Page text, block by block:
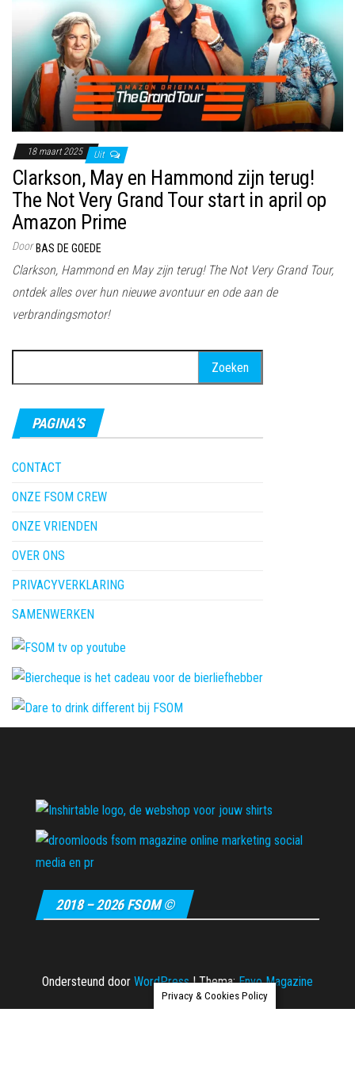
18 maart 2025 Uit
Clarkson, May en Hammond zijn terug!
The Not Very Grand Tour start in april op
Amazon Prime
Door BAS DE GOEDE
Clarkson, Hammond en May zijn terug! The Not Very Grand Tour,
ontdek alles over hun nieuwe avontuur en ode aan de
verbrandingsmotor!
naar:
PAGINA’S
CONTACT
ONZE FSOM CREW
ONZE VRIENDEN
OVER ONS
PRIVACYVERKLARING
SAMENWERKEN
2018 – 2026 FSOM ©
Ondersteund door WordPress |Thema:Envo Magazine
Privacy & Cookies Policy